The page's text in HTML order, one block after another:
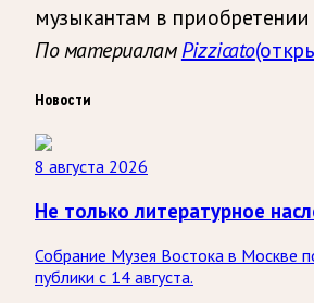
музыкантам в
По материаламPizzicato
Новости
8 августа 2026
Не только литературное
Собрание Музея Востока в Москве
публики с 14 августа.